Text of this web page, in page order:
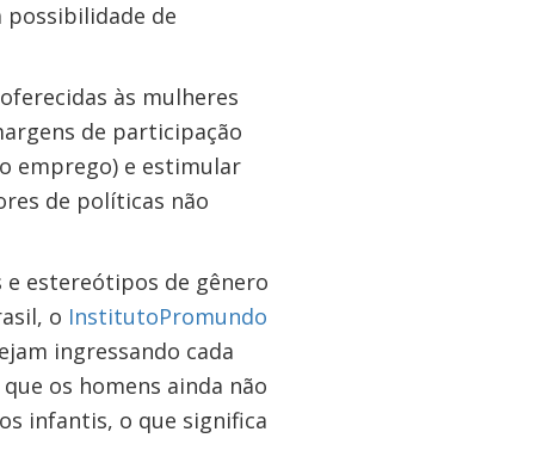
de
às mulheres
de participação
emprego) e estimular
de políticas não
e estereótipos de gênero
o InstitutoPromundo
ingressando cada
os homens ainda não
infantis, o que significa